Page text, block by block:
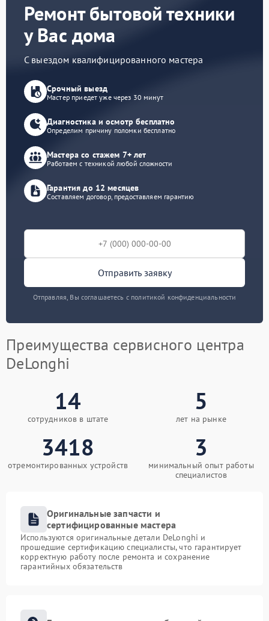
Ремонт бытовой техники
у Вас дома
С выездом квалифицированного мастера
Срочный выезд
Мастер приедет уже через 30 минут
Диагностика и осмотр бесплатно
Определим причину поломки бесплатно
Мастера со стажем 7+ лет
Работаем с техникой любой сложности
Гарантия до 12 месяцев
Составляем договор, предоставляем гарантию
Отправить заявку
Отправляя, Вы соглашаетесь с политикой конфиденциальности
Преимущества сервисного центра
DeLonghi
14
сотрудников в штате
5
лет на рынке
3418
отремонтированных устройств
3
минимальный опыт работы
специалистов
Оригинальные запчасти и
сертифицированные мастера
Используются оригинальные детали DeLonghi и
прошедшие сертификацию специалисты, что гарантирует
корректную работу после ремонта и сохранение
гарантийных обязательств